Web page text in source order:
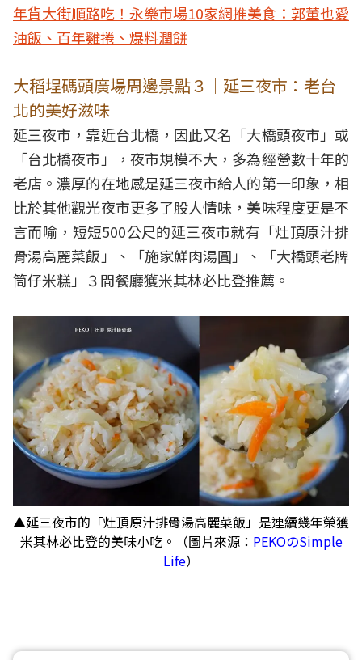
年貨大街順路吃！永樂市場10家網推美食：郭董也愛
油飯、百年雞捲、爆料潤餅
大稻埕碼頭廣場周邊景點３｜延三夜市：老台
北的美好滋味
延三夜市，靠近台北橋，因此又名「大橋頭夜市」或
「台北橋夜市」，夜市規模不大，多為經營數十年的
老店。濃厚的在地感是延三夜市給人的第一印象，相
比於其他觀光夜市更多了股人情味，美味程度更是不
言而喻，短短500公尺的延三夜市就有「灶頂原汁排
骨湯高麗菜飯」、「施家鮮肉湯圓」、「大橋頭老牌
筒仔米糕」３間餐廳獲米其林必比登推薦。
▲延三夜市的「灶頂原汁排骨湯高麗菜飯」是連續幾年榮獲
米其林必比登的美味小吃。（圖片來源： PEKOのSimple
Life）